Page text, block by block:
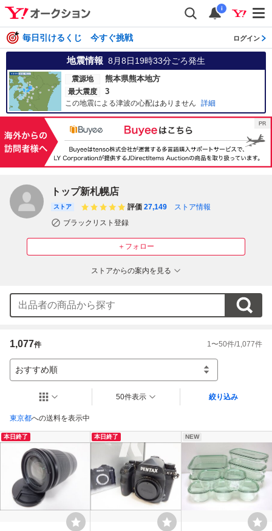
i
毎日引けるくじ 今すぐ挑戦 ログイン
地震情報 8月8日19時33分ごろ発生
震源地 熊本県熊本地方
最大震度 3
この地震による津波の心配はありません 詳細
トップ新札幌店
＋フォロー
ストア 評価 27,149
ストア情報
ブラックリスト登録
ストアからの案内を見る
1,077件 1 〜50件/1,077件
おすすめ順
東京都への送料を表示中
50件表示 絞り込み
本日終了 本日終了 NEW